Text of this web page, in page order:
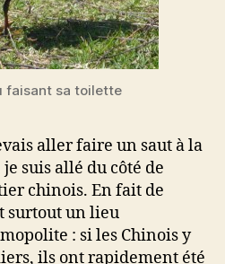
faisant sa toilette
aller faire un saut à la
suis allé du côté de
chinois. En fait de
surtout un lieu
: si les Chinois y
ils ont rapidement été